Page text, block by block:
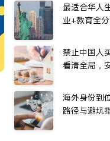
最适合华人
业+教育全
禁止中国人
看清全局，
海外身份到
路径与避坑